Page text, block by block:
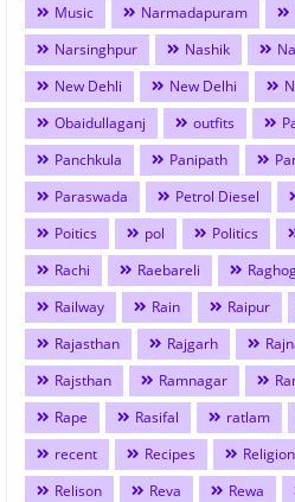
Music
Narmadapuram
Narsinghpur
Nashik
New Dehli
New Delhi
Obaidullaganj
outfits
Panchkula
Panipath
Paraswada
Petrol Diesel
Poitics
pol Politics
Rachi
Raebareli
Railway
Rain Raipur
Rajasthan
Rajgarh
Rajsthan
Ramnagar
Rape
Rasifal ratlam
recent
Recipes
Relison
Reva Rewa